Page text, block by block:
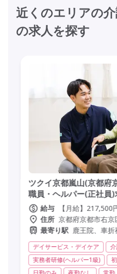
近くのエリアの
の求人を探す
ツクイ京都嵐山(京都府
職員・ヘルパー(正社員)
給与
【月給】
住所 京都府京都市右
最寄り駅 鹿王院、車
デイサービス・デイケア
実務者研修(ヘルパー1級)